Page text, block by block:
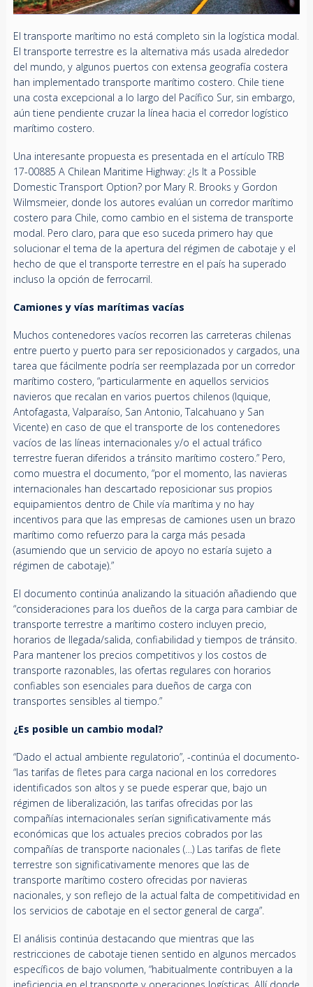
El transporte marítimo no está completo sin la logística modal.
El transporte terrestre es la alternativa más usada alrededor
del mundo, y algunos puertos con extensa geografía costera
han implementado transporte marítimo costero. Chile tiene
una costa excepcional a lo largo del Pacífico Sur, sin embargo,
aún tiene pendiente cruzar la línea hacia el corredor logístico
marítimo costero.
Una interesante propuesta es presentada en el artículo TRB
17-00885 A Chilean Maritime Highway: ¿Is It a Possible
Domestic Transport Option? por Mary R. Brooks y Gordon
Wilmsmeier, donde los autores evalúan un corredor marítimo
costero para Chile, como cambio en el sistema de transporte
modal. Pero claro, para que eso suceda primero hay que
solucionar el tema de la apertura del régimen de cabotaje y el
hecho de que el transporte terrestre en el país ha superado
incluso la opción de ferrocarril.
Camiones y vías marítimas vacías
Muchos contenedores vacíos recorren las carreteras chilenas
entre puerto y puerto para ser reposicionados y cargados, una
tarea que fácilmente podría ser reemplazada por un corredor
marítimo costero, “particularmente en aquellos servicios
navieros que recalan en varios puertos chilenos (Iquique,
Antofagasta, Valparaíso, San Antonio, Talcahuano y San
Vicente) en caso de que el transporte de los contenedores
vacíos de las líneas internacionales y/o el actual tráfico
terrestre fueran diferidos a tránsito marítimo costero.” Pero,
como muestra el documento, “por el momento, las navieras
internacionales han descartado reposicionar sus propios
equipamientos dentro de Chile vía marítima y no hay
incentivos para que las empresas de camiones usen un brazo
marítimo como refuerzo para la carga más pesada
(asumiendo que un servicio de apoyo no estaría sujeto a
régimen de cabotaje).”
El documento continúa analizando la situación añadiendo que
“consideraciones para los dueños de la carga para cambiar de
transporte terrestre a marítimo costero incluyen precio,
horarios de llegada/salida, confiabilidad y tiempos de tránsito.
Para mantener los precios competitivos y los costos de
transporte razonables, las ofertas regulares con horarios
confiables son esenciales para dueños de carga con
transportes sensibles al tiempo.”
¿Es posible un cambio modal?
“Dado el actual ambiente regulatorio”, -continúa el documento-
“las tarifas de fletes para carga nacional en los corredores
identificados son altos y se puede esperar que, bajo un
régimen de liberalización, las tarifas ofrecidas por las
compañías internacionales serían significativamente más
económicas que los actuales precios cobrados por las
compañías de transporte nacionales (…) Las tarifas de flete
terrestre son significativamente menores que las de
transporte marítimo costero ofrecidas por navieras
nacionales, y son reflejo de la actual falta de competitividad en
los servicios de cabotaje en el sector general de carga”.
El análisis continúa destacando que mientras que las
restricciones de cabotaje tienen sentido en algunos mercados
específicos de bajo volumen, “habitualmente contribuyen a la